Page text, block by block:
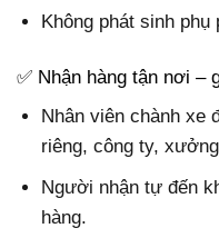
Không phát sinh
✅ Nhận hàng tận nơi –
Nhân viên chành xe
riêng, công ty,
Người nhận tự đến
hàng.